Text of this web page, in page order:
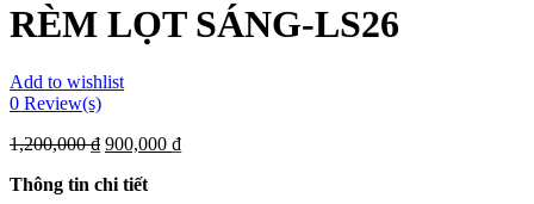
RÈM LỌT SÁNG-LS26
Add to wishlist
0 Review(s)
1,200,000₫ 900,000 ₫
Thông tin chi tiết